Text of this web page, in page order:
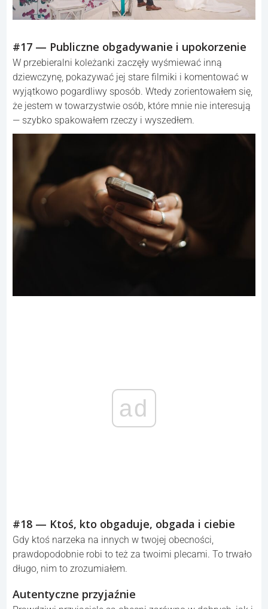
#17 — Publiczne obgadywanie i upokorzenie
W przebieralni koleżanki zaczęły wyśmiewać inną
dziewczynę, pokazywać jej stare filmiki i komentować w
wyjątkowo pogardliwy sposób. Wtedy zorientowałem się,
że jestem w towarzystwie osób, które mnie nie interesują
— szybko spakowałem rzeczy i wyszedłem.
ad
#18 — Ktoś, kto obgaduje, obgada i ciebie
Gdy ktoś narzeka na innych w twojej obecności,
prawdopodobnie robi to też za twoimi plecami. To trwało
długo, nim to zrozumiałem.
Autentyczne przyjaźnie